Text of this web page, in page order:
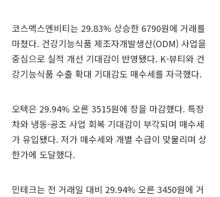
코스맥스엔비티는 29.83% 상승한 6790원에 거래를
마쳤다. 건강기능식품 제조자개발생산(ODM) 사업을
중심으로 실적 개선 기대감이 반영됐다. K-뷰티와 건
강기능식품 수출 확대 기대감도 매수세를 자극했다.
오텍은 29.94% 오른 3515원에 장을 마감했다. 특장
차와 냉동·공조 사업 회복 기대감이 부각되며 매수세
가 유입됐다. 저가 매수세와 개별 수급이 맞물리며 상
한가에 도달했다.
민테크는 전 거래일 대비 29.94% 오른 3450원에 거